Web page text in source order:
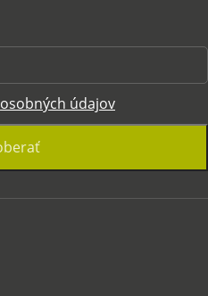
osobných údajov